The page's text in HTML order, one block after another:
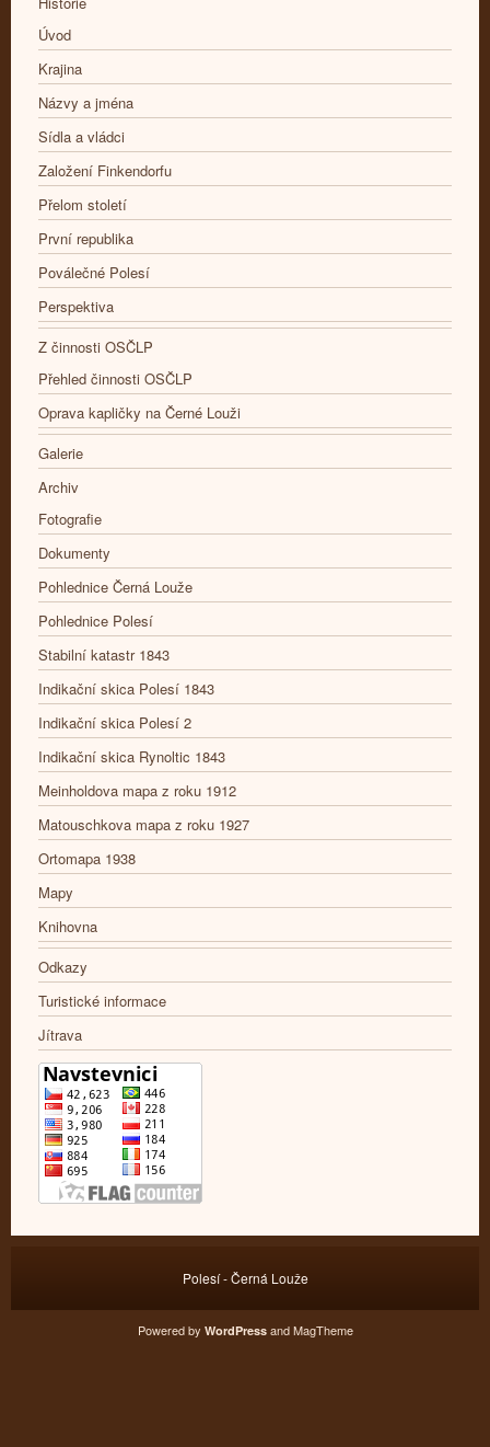
Úvod
Krajina
Názvy a jména
Sídla a vládci
Založení Finkendorfu
Přelom století
První republika
Poválečné Polesí
Perspektiva
Z činnosti OSČLP
Přehled činnosti OSČLP
Oprava kapličky na Černé Louži
Galerie
Archiv
Fotografie
Dokumenty
Pohlednice Černá Louže
Pohlednice Polesí
Stabilní katastr 1843
Indikační skica Polesí 1843
Indikační skica Polesí 2
Indikační skica Rynoltic 1843
Meinholdova mapa z roku 1912
Matouschkova mapa z roku 1927
Ortomapa 1938
Mapy
Knihovna
Odkazy
Turistické informace
Jítrava
Polesí - Černá Louže
Powered by WordPressandMagTheme